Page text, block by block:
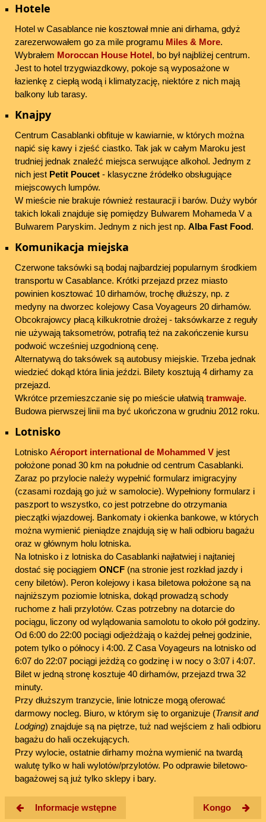
Hotele
Hotel w Casablance nie kosztował mnie ani dirhama, gdyż
zarezerwowałem go za mile programu Miles & More.
Wybrałem Moroccan House Hotel, bo był najbliżej centrum.
Jest to hotel trzygwiazdkowy, pokoje są wyposażone w
łazienkę z ciepłą wodą i klimatyzację, niektóre z nich mają
balkony lub tarasy.
Knajpy
Centrum Casablanki obfituje w kawiarnie, w których można
napić się kawy i zjeść ciastko. Tak jak w całym Maroku jest
trudniej jednak znaleźć miejsca serwujące alkohol. Jednym z
nich jest Petit Poucet - klasyczne źródełko obsługujące
miejscowych lumpów.
W mieście nie brakuje również restauracji i barów. Duży wybór
takich lokali znajduje się pomiędzy Bulwarem Mohameda V a
Bulwarem Paryskim. Jednym z nich jest np. Alba Fast Food.
Komunikacja miejska
Czerwone taksówki są bodaj najbardziej popularnym środkiem
transportu w Casablance. Krótki przejazd przez miasto
powinien kosztować 10 dirhamów, trochę dłuższy, np. z
medyny na dworzec kolejowy Casa Voyageurs 20 dirhamów.
Obcokrajowcy płacą kilkukrotnie drożej - taksówkarze z reguły
nie używają taksometrów, potrafią też na zakończenie kursu
podwoić wcześniej uzgodnioną cenę.
Alternatywą do taksówek są autobusy miejskie. Trzeba jednak
wiedzieć dokąd która linia jeździ. Bilety kosztują 4 dirhamy za
przejazd.
Wkrótce przemieszczanie się po mieście ułatwią tramwaje.
Budowa pierwszej linii ma być ukończona w grudniu 2012 roku.
Lotnisko
Lotnisko Aéroport international de Mohammed V jest
położone ponad 30 km na południe od centrum Casablanki.
Zaraz po przylocie należy wypełnić formularz imigracyjny
(czasami rozdają go już w samolocie). Wypełniony formularz i
paszport to wszystko, co jest potrzebne do otrzymania
pieczątki wjazdowej. Bankomaty i okienka bankowe, w których
można wymienić pieniądze znajdują się w hali odbioru bagażu
oraz w głównym holu lotniska.
Na lotnisko i z lotniska do Casablanki najłatwiej i najtaniej
dostać się pociągiem ONCF (na stronie jest rozkład jazdy i
ceny biletów). Peron kolejowy i kasa biletowa położone są na
najniższym poziomie lotniska, dokąd prowadzą schody
ruchome z hali przylotów. Czas potrzebny na dotarcie do
pociągu, liczony od wylądowania samolotu to około pół godziny.
Od 6:00 do 22:00 pociągi odjeżdżają o każdej pełnej godzinie,
potem tylko o północy i 4:00. Z Casa Voyageurs na lotnisko od
6:07 do 22:07 pociągi jeżdżą co godzinę i w nocy o 3:07 i 4:07.
Bilet w jedną stronę kosztuje 40 dirhamów, przejazd trwa 32
minuty.
Przy dłuższym tranzycie, linie lotnicze mogą oferować
darmowy nocleg. Biuro, w którym się to organizuje (Transit and
Lodging) znajduje są na piętrze, tuż nad wejściem z hali odbioru
bagażu do hali oczekujących.
Przy wylocie, ostatnie dirhamy można wymienić na twardą
walutę tylko w hali wylotów/przylotów. Po odprawie biletowo-
bagażowej są już tylko sklepy i bary.
Informacje wstępne Kongo